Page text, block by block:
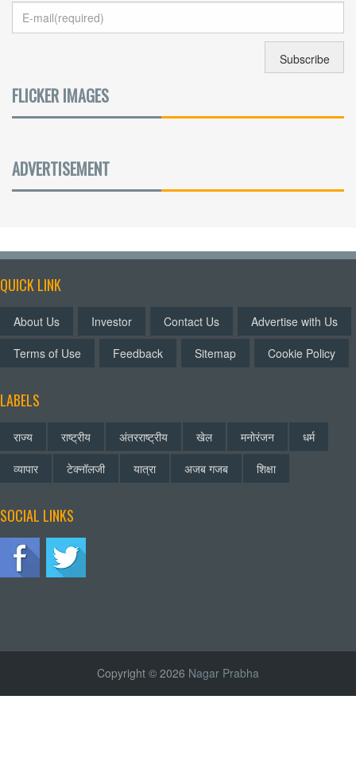
FLICKER IMAGES
ADVERTISEMENT
QUICK LINK
About Us Investor Contact Us
Advertise with Us
Terms of Use
Feedback Sitemap Cookie Policy
LABELS
राज्य राष्ट्रीय अंतरराष्ट्रीय खेल मनोरंजन
धर्म
व्यापार
टेक्नॉलजी यात्रा अजब गजब शिक्षा
SOCIAL LINKS
Copyright © 2026 Nagar Prabha